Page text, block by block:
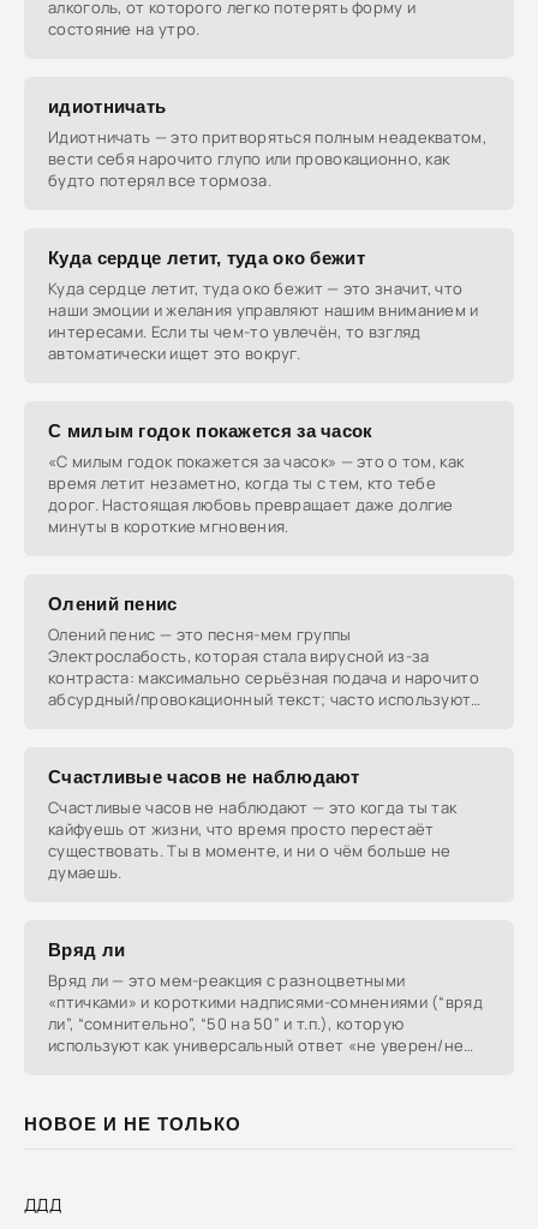
НОВОЕ И НЕ ТОЛЬКО
ДДД
алкоголь, от которого легко потерять форму и
состояние на утро.
идиотничать
Идиотничать — это притворяться полным неадекватом,
вести себя нарочито глупо или провокационно, как
будто потерял все тормоза.
Куда сердце летит, туда око бежит
Куда сердце летит, туда око бежит — это значит, что
наши эмоции и желания управляют нашим вниманием и
интересами. Если ты чем-то увлечён, то взгляд
автоматически ищет это вокруг.
С милым годок покажется за часок
«С милым годок покажется за часок» — это о том, как
время летит незаметно, когда ты с тем, кто тебе
дорог. Настоящая любовь превращает даже долгие
минуты в короткие мгновения.
Олений пенис
Олений пенис — это песня-мем группы
Электрослабость, которая стала вирусной из-за
контраста: максимально серьёзная подача и нарочито
абсурдный/провокационный текст; часто используют
Счастливые часов не наблюдают
Счастливые часов не наблюдают — это когда ты так
кайфуешь от жизни, что время просто перестаёт
существовать. Ты в моменте, и ни о чём больше не
думаешь.
Вряд ли
Вряд ли — это мем-реакция с разноцветными
«птичками» и короткими надписями-сомнениями (“вряд
ли”, “сомнительно”, “50 на 50” и т.п.), которую
используют как универсальный ответ «не уверен/не